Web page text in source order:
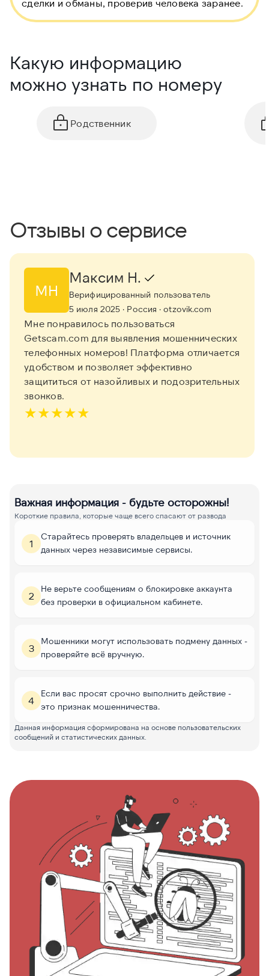
сделки и обманы, проверив человека заранее.
Какую информацию
можно узнать по номеру
Родственник
Отзывы о сервисе
МН
Максим Н.
Верифицированный пользователь
5 июля 2025 · Россия · otzovik.com
Мне понравилось пользоваться
Getscam.com для выявления мошеннических
телефонных номеров! Платформа отличается
удобством и позволяет эффективно
защититься от назойливых и подозрительных
звонков.
★★★★★
Важная информация - будьте осторожны!
Короткие правила, которые чаще всего спасают от развода
1
Старайтесь проверять владельцев и источник
данных через независимые сервисы.
2
Не верьте сообщениям о блокировке аккаунта
без проверки в официальном кабинете.
3
Мошенники могут использовать подмену данных -
проверяйте всё вручную.
4
Если вас просят срочно выполнить действие -
это признак мошенничества.
Данная информация сформирована на основе пользовательских
сообщений и статистических данных.